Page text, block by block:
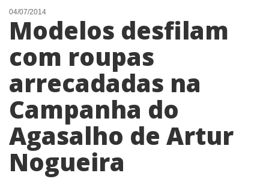
NOTÍCIAS
LISTA DIGITAL
CONTATO
ANUNCIE
04/07/2014
Modelos desfilam
com roupas
arrecadadas na
Campanha do
Agasalho de Artur
Nogueira